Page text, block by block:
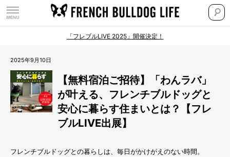
「フレブルLIVE 2025」開催決定！
2025年9月10日
【無料宿泊ご招待】「わんラバ」
が叶える、フレンチブルドッグと
安心に暮らす住まいとは？【フレ
ブルLIVE出展】
フレンチブルドッグとの暮らしは、毎日がかけがえのない時間。